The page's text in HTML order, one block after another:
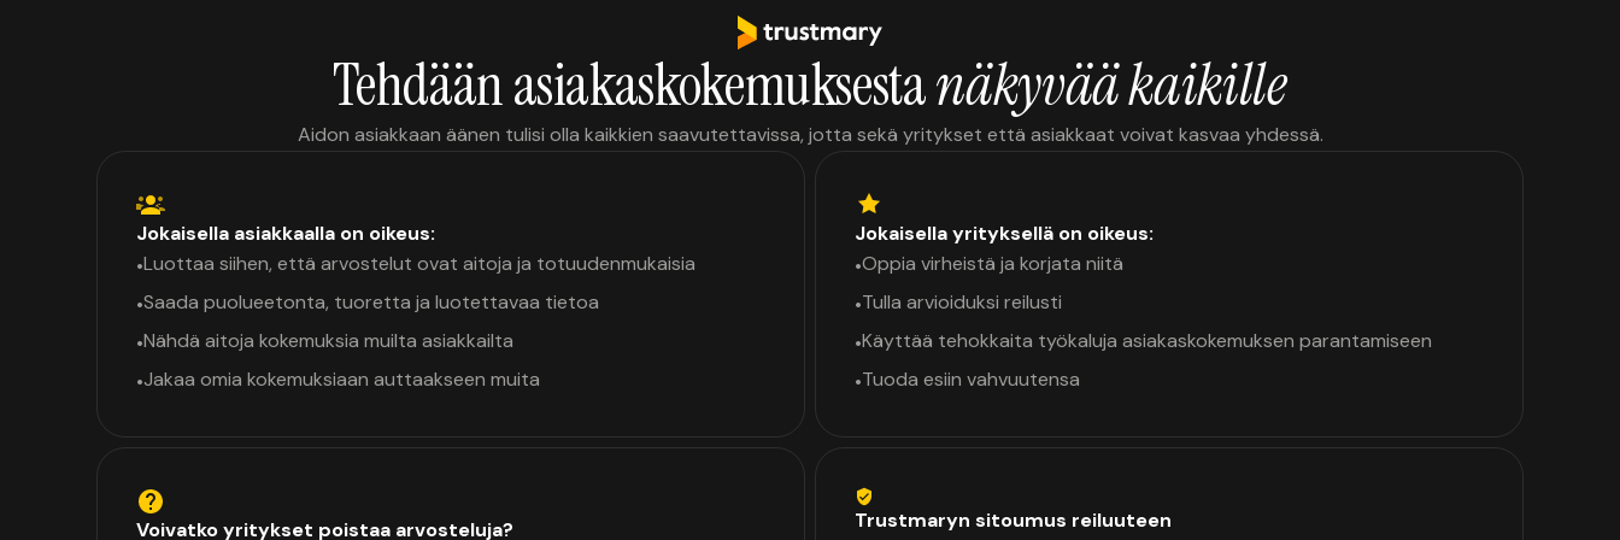
Tehdään asiakaskokemuksestanäkyvää kaikille
Aidon asiakkaan äänen tulisi olla kaikkien saavutettavissa, jotta sekä yritykset että asiakkaat voivat kasvaa yhdessä.
Jokaisella asiakkaalla on oikeus:
•Luottaa siihen, että arvostelut ovat aitoja ja totuudenmukaisia
•Saada puolueetonta, tuoretta ja luotettavaa tietoa
•Nähdä aitoja kokemuksia muilta asiakkailta
•Jakaa omia kokemuksiaan auttaakseen muita
Jokaisella yrityksellä on oikeus:
•Oppia virheistä ja korjata niitä
•Tulla arvioiduksi reilusti
•Käyttää tehokkaita työkaluja asiakaskokemuksen parantamiseen
•Tuoda esiin vahvuutensa
Voivatko yritykset poistaa arvosteluja?
Trustmaryn sitoumus reiluuteen